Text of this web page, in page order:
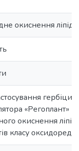
окиснення
«Регоплант»
окиснення
класу